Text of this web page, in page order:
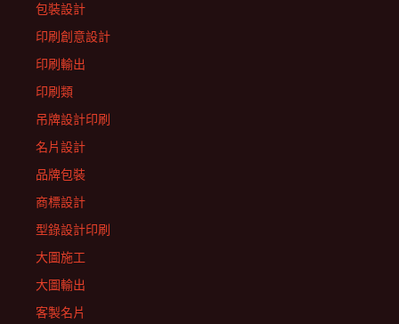
包裝設計
印刷創意設計
印刷輸出
印刷類
吊牌設計印刷
名片設計
品牌包裝
商標設計
型錄設計印刷
大圖施工
大圖輸出
客製名片